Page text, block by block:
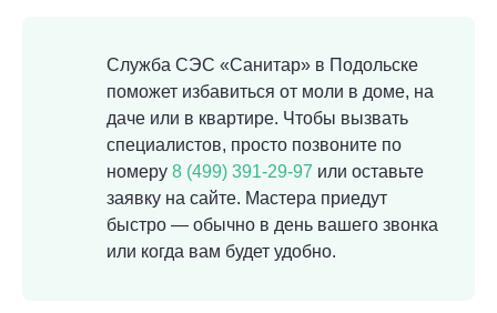
Служба СЭС «Санитар» в Подольске
поможет избавиться от моли в доме, на
даче или в квартире. Чтобы вызвать
специалистов, просто позвоните по
номеру 8 (499) 391-29-97 или оставьте
заявку на сайте. Мастера приедут
быстро — обычно в день вашего звонка
или когда вам будет удобно.